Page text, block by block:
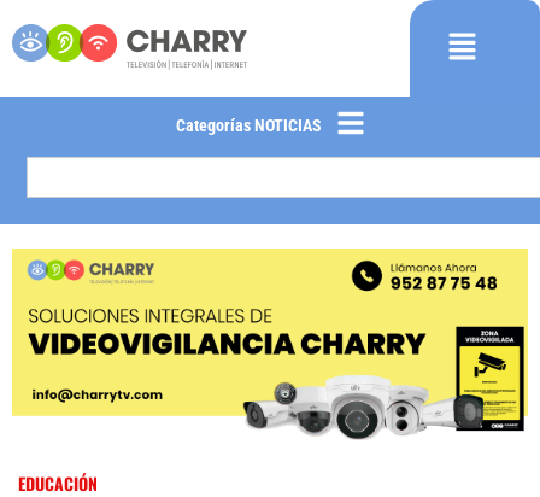
Categorías NOTICIAS
EDUCACIÓN